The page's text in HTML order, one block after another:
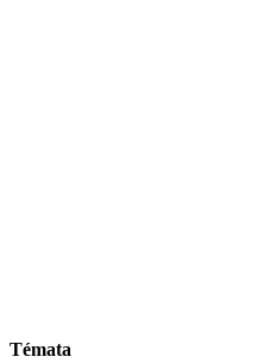
Témata